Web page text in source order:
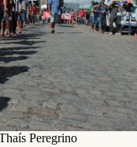
Peregrino